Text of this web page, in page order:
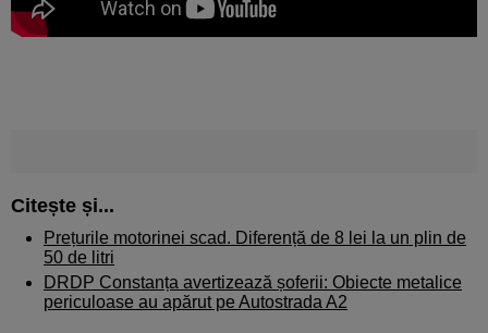
Citește și...
Prețurile motorinei scad. Diferență de 8 lei la un plin de
50 de litri
DRDP Constanța avertizează șoferii: Obiecte metalice
periculoase au apărut pe Autostrada A2